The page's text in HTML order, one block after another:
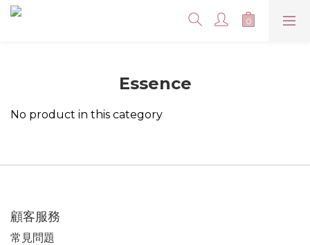
Essence
No product in this category
顧客服務
常見問題